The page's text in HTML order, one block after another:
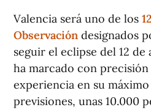
Valencia será uno de los
Observación designados
seguir el eclipse del 12
ha marcado con
experiencia en su
previsiones, unas 10.000